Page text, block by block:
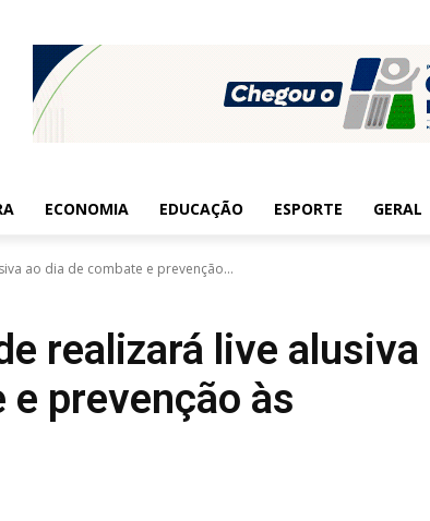
ECONOMIA EDUCAÇÃO ESPORTE GERAL
ao dia de combate e prevenção...
realizará live alusiva
prevenção às